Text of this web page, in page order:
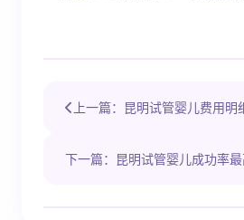
上一篇：昆明试管婴儿费用
下一篇：昆明试管婴儿成功率